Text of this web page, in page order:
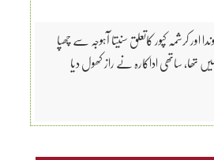
اور کرشمہ کپور کاتعلق سنیتا آہوجہ سے چھپا
تھا، ساتھی اداکارہ نے راز کھول دیا